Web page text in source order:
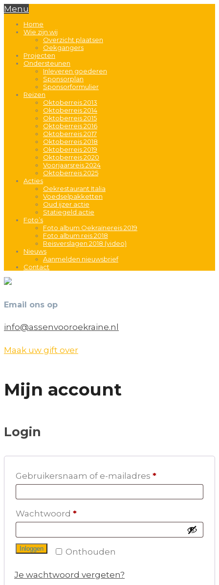
Menu
Home
Wie zijn wij
Overzicht plaatsen
Oekgangers
Projecten
Ondersteunen
Inleveren goederen
Sponsorplan
Sponsorformulier
Reizen
Oktoberreis 2013
Oktoberreis 2014
Oktoberreis 2015
Oktoberreis 2016
Oktoberreis 2017
Oktoberreis 2018
Oktoberreis 2019
Oktoberreis 2020
Voorjaarsreis 2024
Oktoberreis 2025
Acties
Oekrestaurant Italia
Voedselpakketten
Oud ijzer actie
Statiegeld actie
Foto’s
Foto album Oekraïnereis 2019
Foto album reis 2018
Reisverslagen 2018 (video)
Nieuws
Aanmelden nieuwsbrief
Contact
Email ons op
info@assenvooroekraine.nl
Maak uw gift over
Mijn account
Login
Gebruikersnaam of e-mailadres *Vereist
Wachtwoord *Vereist
Onthouden
Inloggen
Je wachtwoord vergeten?